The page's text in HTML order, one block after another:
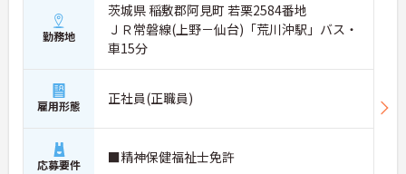
勤務地
茨城県 稲敷郡阿見町 若栗2584番地
ＪＲ常磐線(上野－仙台)「荒川沖駅」バス・
車15分
雇用形態 正社員(正職員)
応募要件 ■精神保健福祉士免許